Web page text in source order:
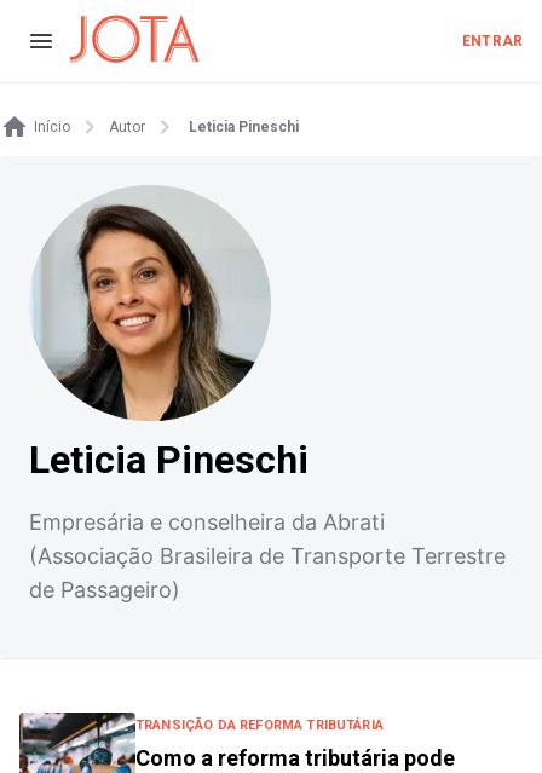
ENTRAR
Início Autor Leticia Pineschi
Leticia Pineschi
Empresária e conselheira da Abrati
(Associação Brasileira de Transporte Terrestre
de Passageiro)
TRANSIÇÃO DA REFORMA TRIBUTÁRIA
Como a reforma tributária pode